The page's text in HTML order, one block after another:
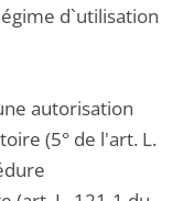
d`utilisation
autorisation
(5° de l'art. L.